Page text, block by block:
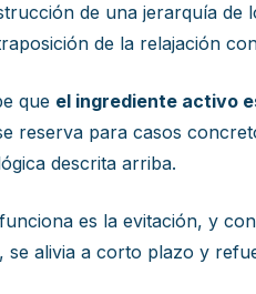
de una jerarquía de
de la relajación
que el ingrediente activo
reserva para casos
descrita arriba.
es la evitación, y
se alivia a corto plazo y